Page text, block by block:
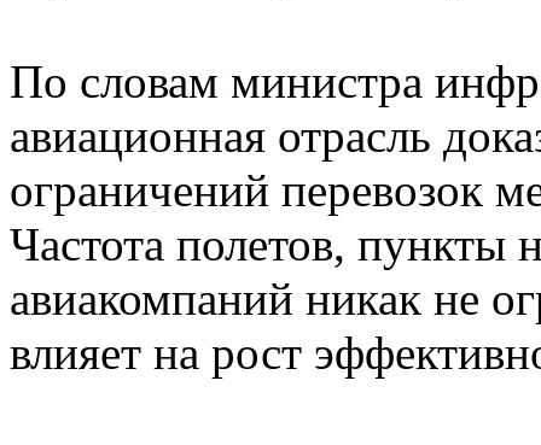
По словам министра
авиационная отрасль
ограничений перевозок
Частота полетов, пункты
авиакомпаний никак не
влияет на рост